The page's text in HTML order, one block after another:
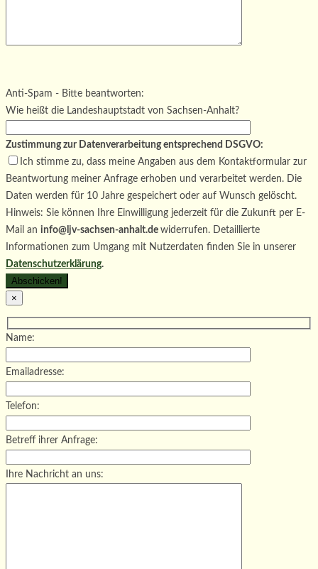
Bitte lasse dieses Feld leer.
Anti-Spam - Bitte beantworten:
Wie heißt die Landeshauptstadt von Sachsen-Anhalt?
Zustimmung zur Datenverarbeitung entsprechend DSGVO:
Ich stimme zu, dass meine Angaben aus dem Kontaktformular zur
Beantwortung meiner Anfrage erhoben und verarbeitet werden. Die
Daten werden für 10 Jahre gespeichert oder auf Wunsch gelöscht.
Hinweis: Sie können Ihre Einwilligung jederzeit für die Zukunft per E-
Mail an info@ljv-sachsen-anhalt.de widerrufen. Detaillierte
Informationen zum Umgang mit Nutzerdaten finden Sie in unserer
Datenschutzerklärung.
×
Name:
Emailadresse:
Telefon:
Betreff ihrer Anfrage:
Ihre Nachricht an uns: